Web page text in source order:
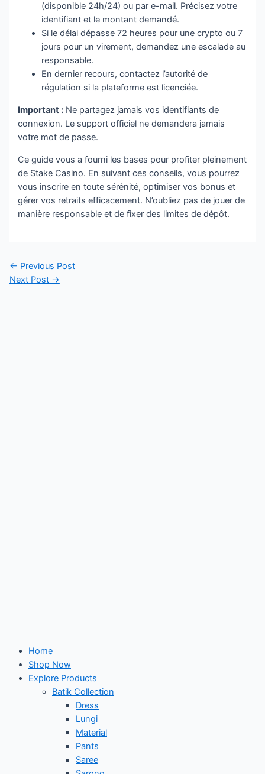
(disponible 24h/24) ou par e-mail. Précisez votre
identifiant et le montant demandé.
Si le délai dépasse 72 heures pour une crypto ou 7
jours pour un virement, demandez une escalade au
responsable.
En dernier recours, contactez l’autorité de
régulation si la plateforme est licenciée.
Important : Ne partagez jamais vos identifiants de
connexion. Le support officiel ne demandera jamais
votre mot de passe.
Ce guide vous a fourni les bases pour profiter pleinement
de Stake Casino. En suivant ces conseils, vous pourrez
vous inscrire en toute sérénité, optimiser vos bonus et
gérer vos retraits efficacement. N’oubliez pas de jouer de
manière responsable et de fixer des limites de dépôt.
Post
navigation
← Previous Post
Next Post →
Home
Shop Now
Explore Products
Batik Collection
Dress
Lungi
Material
Pants
Saree